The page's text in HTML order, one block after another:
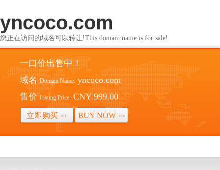
yncoco.com
您正在访问的域名可以转让!This domain name is for sale!
一口价出售中！
域名 Domain Name: yncoco.com
售价 Listing Price: CNY 999.00
立即购买 >> BUY NOW >>